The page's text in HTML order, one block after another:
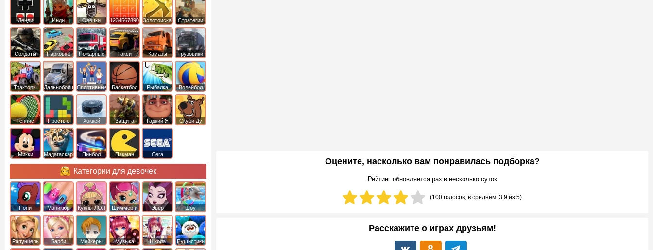
Оцените, насколько вам понравилась подборка?
Рейтинг обновляется раз в несколько суток
(100 голосов , в среднем: 3.9 из 5)
Расскажите о играх друзьям!
Денди Инди
Овечки
идут домой
1234567890 ЗолотоискательСтратегии
Солдаты
Парковка
машин
Пожарные
машины
Такси Камазы Грузовики
Тракторы ДальнобойщикиСпортивные Баскетбол Рыбалка Волейбол
Теннис Простые Хоккей
Защита
башни
Гадкий Я Скуби Ду
Микки
Мадагаскар Пинбол Пакман Сега
Категории для девочек
Пони
креатор
Маникюр Куклы ЛОЛ
Шиммер и
Шайн
Эвер
Афтер Хай
Шоу
дельфинов
Рапунцель Барби Мейкеры Музыка Школа Пушистики